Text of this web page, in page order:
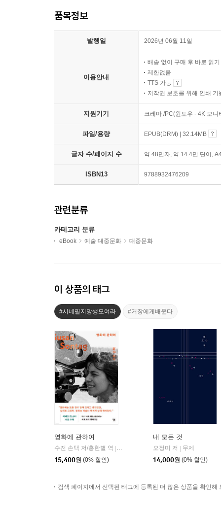
품목정보
발행일 2026년 06월 11일
이용안내
배송 없이 구매 후 바로 읽기
제한없음
TTS 가능
저작권 보호를 위해 인쇄 기
지원기기 크레마 /PC(윈도우 - 4K 모
파일/용량 EPUB(DRM) | 32.14MB
글자 수/페이지 수 약 48만자, 약 14.4만 단어,
ISBN13 9788932476209
관련분류
카테고리 분류
eBook 예술 대중문화 대중문화
이 상품의 태그
#시네필지망생모여라 #거장에게배운다
영화에 관하여
수전 손택 저/홍한별 역
윌북(willbook)
15,400원 (0% 할인)
내 모든 것
오정미 저
무제
14,000원 (0% 할인)
검색 페이지에서 선택된 태그에 등록된 더 많은 상품을 확인해